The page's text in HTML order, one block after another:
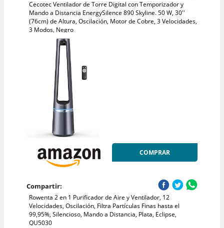
Cecotec Ventilador de Torre Digital con Temporizador y
Mando a Distancia EnergySilence 890 Skyline. 50 W, 30''
(76cm) de Altura, Oscilación, Motor de Cobre, 3 Velocidades,
3 Modos, Negro
COMPRAR
Compartir:
Rowenta 2 en 1 Purificador de Aire y Ventilador, 12
Velocidades, Oscilación, Filtra Partículas Finas hasta el
99,95%, Silencioso, Mando a Distancia, Plata, Eclipse,
QU5030